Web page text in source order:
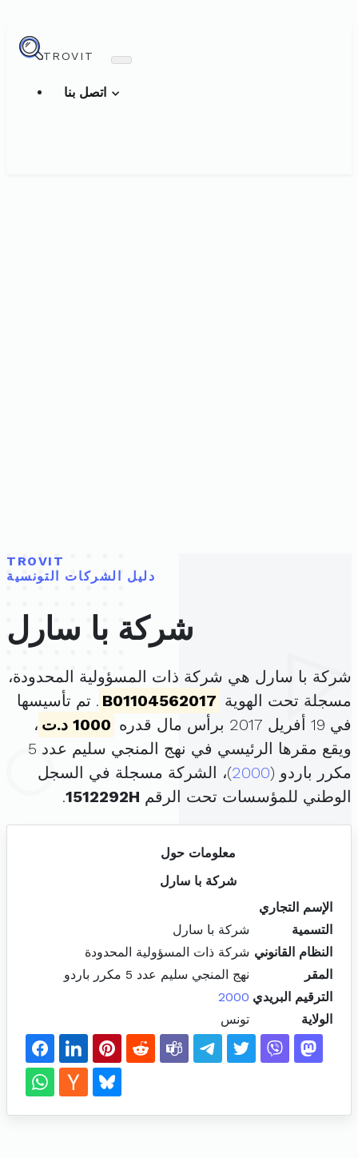
TROVIT
TROVIT
دليل الشركات التونسية
شركة با سارل
شركة با سارل هي شركة ذات المسؤولية المحدودة،
مسجلة تحت الهوية B01104562017 . تم تأسيسها
في 19 أفريل 2017 برأس مال قدره
1000 د.ت
،
ويقع مقرها الرئيسي في نهج المنجي سليم عدد 5
مكرر باردو (2000)، الشركة مسجلة في السجل
الوطني للمؤسسات تحت الرقم 1512292H
.
معلومات حول
شركة با سارل
الإسم التجاري
التسمية
شركة با سارل
النظام القانوني شركة ذات المسؤولية المحدودة
المقر
نهج المنجي سليم عدد 5 مكرر باردو
الترقيم البريدي 2000
الولاية
تونس